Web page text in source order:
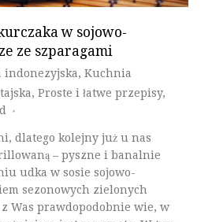
w sojowo-
ze szparagami
indonezyjska, Kuchnia
, Proste i łatwe przepisy,
♦
dlatego kolejny już u nas
– pyszne i banalnie
udka w sosie sojowo-
sezonowych zielonych
Was prawdopodobnie wie, w